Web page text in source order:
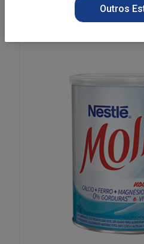
PREPARO
SECOS
LEITE PO MOLICO 280G DESNATADO
Outros